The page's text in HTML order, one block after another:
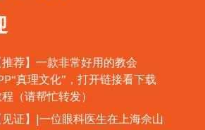
推荐】一款非常好用的教会
真理文化”，打开链接看下载
（请帮忙转发）
见证】|一位眼科医生在上海佘山